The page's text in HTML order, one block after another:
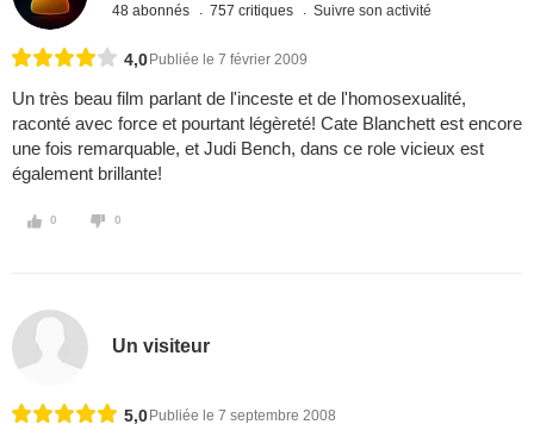
48 abonnés 757 critiques Suivre son activité
4,0 Publiée le 7 février 2009
Un très beau film parlant de l'inceste et de l'homosexualité,
raconté avec force et pourtant légèreté! Cate Blanchett est encore
une fois remarquable, et Judi Bench, dans ce role vicieux est
également brillante!
0 0
Un visiteur
5,0 Publiée le 7 septembre 2008